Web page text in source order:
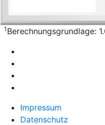
1 Berechnungsgrundlage:
Impressum
Datenschutz